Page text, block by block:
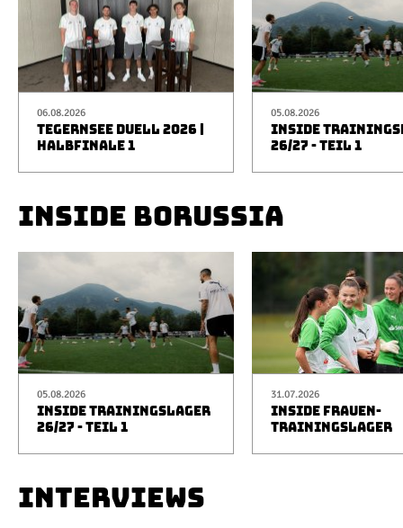
06.08.2026
TEGERNSEE DUELL 2026 |
HALBFINALE 1
05.08.2026
INSIDE
26/27 - TEIL 1
INSIDE BORUSSIA
05.08.2026
INSIDE TRAININGSLAGER
26/27 - TEIL 1
31.07.2026
INSIDE FRAUEN-
TRAININGSLAGER
INTERVIEWS